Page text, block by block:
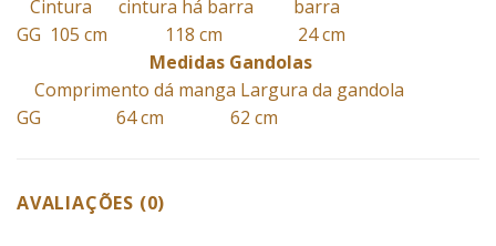
Cintura cintura há barra barra
GG 105 cm 118 cm 24 cm
Medidas Gandolas
Comprimento dá manga Largura da gandola
GG 64 cm 62 cm
AVALIAÇÕES (0)